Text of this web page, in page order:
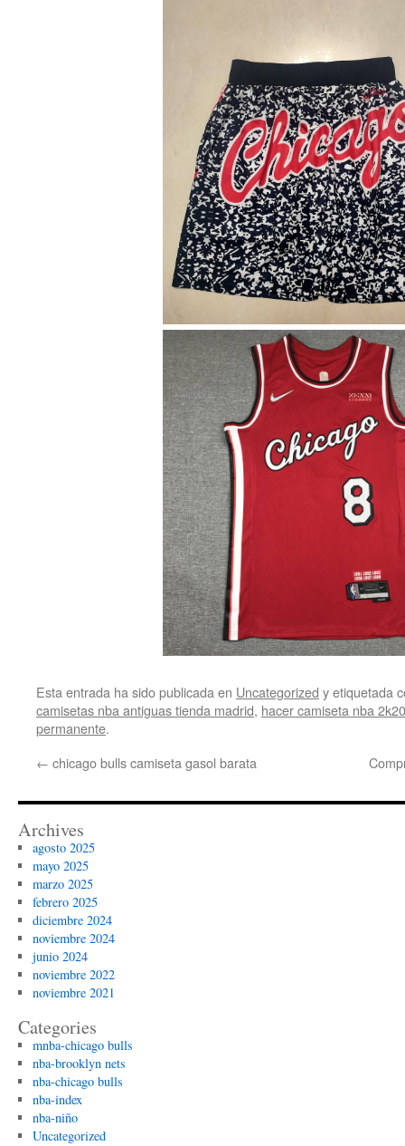
Esta entrada ha sido publicada en Uncategorized y etiquetada
camisetas nba antiguas tienda madrid, hacer camiseta nba
permanente.
← chicago bulls camiseta gasol barata
Archives
agosto 2025
mayo 2025
marzo 2025
febrero 2025
diciembre 2024
noviembre 2024
junio 2024
noviembre 2022
noviembre 2021
Categories
mnba-chicago bulls
nba-brooklyn nets
nba-chicago bulls
nba-index
nba-niño
Uncategorized